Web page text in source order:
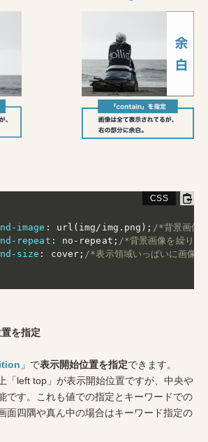
image : url(img/img.png) ; /*背景画像
repeat : no-repeat ; /*背景画像を繰り返
size : cover ; /*表示領域いっぱいに画像
を指定
」で表示開始位置を指定できます。
「left top」が表示開始位置ですが、中央や
です。これも値での指定とキーワードでの
面四隅や真ん中の場合はキーワード指定の